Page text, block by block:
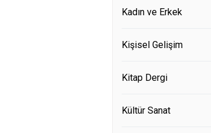
Kadın ve Erkek
Kişisel Gelişim
Kitap Dergi
Kültür Sanat